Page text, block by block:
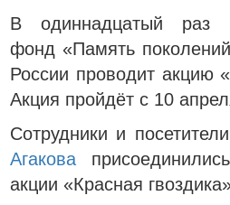
В одиннадцатый раз
фонд «Память
России проводит акцию
Акция пройдёт с 10
Сотрудники и посетители
Агакова
акции «Красная